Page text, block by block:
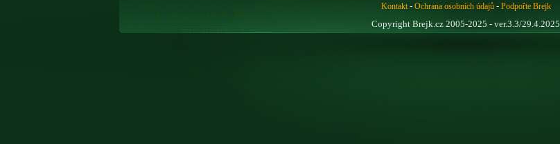
Kontakt- Ochrana osobních údajů- Podpořte Brejk
Copyright Brejk.cz 2005-2025 - ver.3.3/29.4.2025